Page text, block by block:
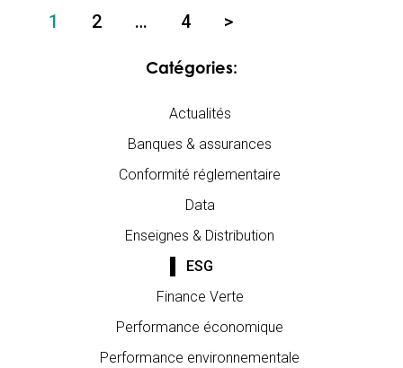
1 2 … 4 >
Catégories:
Actualités
Banques & assurances
Conformité réglementaire
Data
Enseignes & Distribution
ESG
Finance Verte
Performance économique
Performance environnementale